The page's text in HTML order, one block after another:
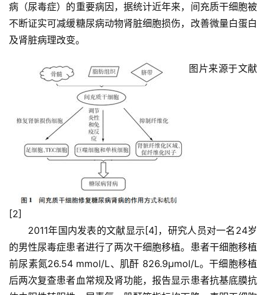
病（尿毒症）的重要病因，据统计近年来，间充质干细胞被
不断证实可减缓糖尿病动物肾脏细胞损伤，改善微量白蛋白
及肾脏病理改变。
图片来源于文献
[2]
2011年国内发表的文献显示[4]，研究人员对一名24岁
的男性尿毒症患者进行了两次干细胞移植。患者干细胞移植
前尿素氮26.54 mmol/L、肌酐 826.9μmol/L。 干细胞移植
后两次复查患者血常规及肾功能，报告显示患者抗基底膜抗